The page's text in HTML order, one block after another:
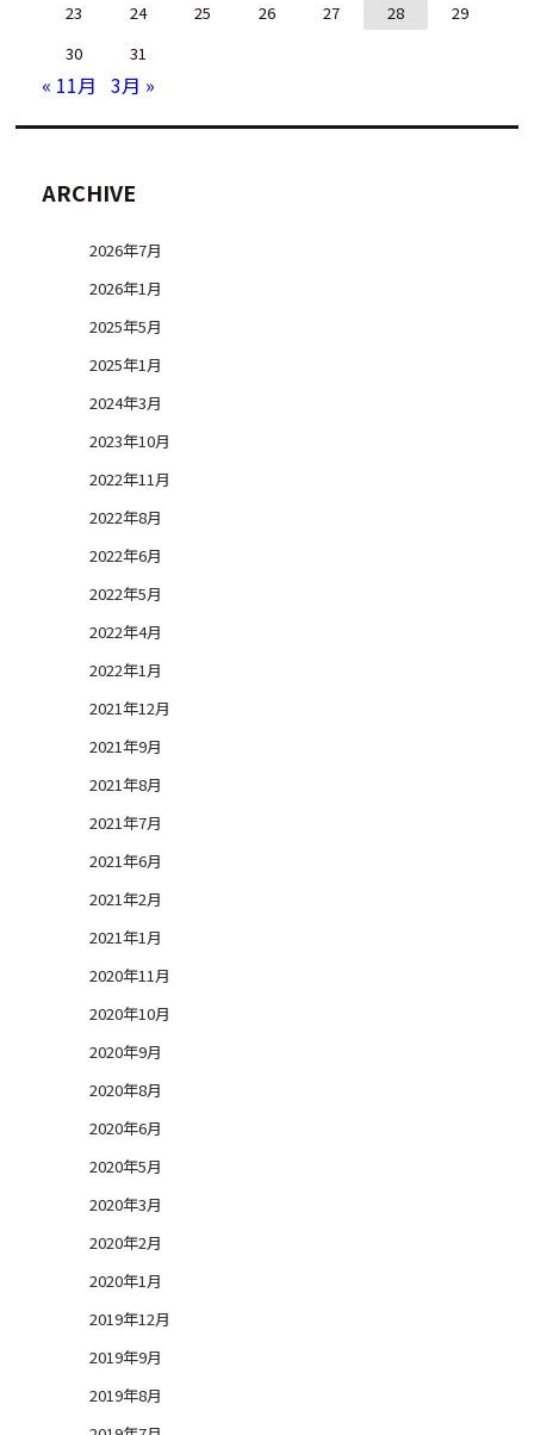
23
24 25 26 27 28
29
30
31
« 11月 3月 »
ARCHIVE
2026年7月
2026年1月
2025年5月
2025年1月
2024年3月
2023年10月
2022年11月
2022年8月
2022年6月
2022年5月
2022年4月
2022年1月
2021年12月
2021年9月
2021年8月
2021年7月
2021年6月
2021年2月
2021年1月
2020年11月
2020年10月
2020年9月
2020年8月
2020年6月
2020年5月
2020年3月
2020年2月
2020年1月
2019年12月
2019年9月
2019年8月